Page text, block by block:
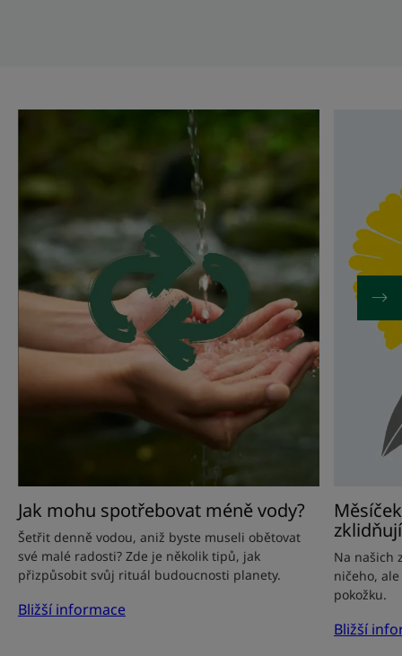
mohu
spotřebovat
vody?
Jak mohu spotřebovat méně vody?
Šetřit denně vodou, aniž byste museli obětovat
své malé radosti? Zde je několik tipů, jak
přizpůsobit svůj rituál budoucnosti planety.
Bližší informace
květ
zklidňující
silou
Na našich
ničeho,
pokožku.
Bližší